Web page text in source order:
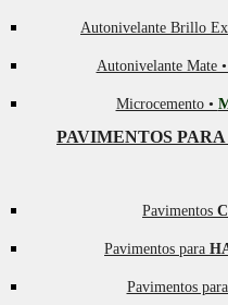
Autonivelante Brillo
Autonivelante Mate
Microcemento •
PAVIMENTOS
Pavimentos
Pavimentos para
Pavimentos